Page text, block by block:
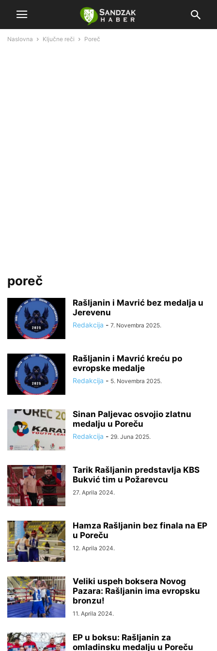
Naslovna Ključne reči Poreč
poreč
Rašljanin i Mavrić bez medalja u
Jerevenu
Redakcija - 7. Novembra 2025.
Rašljanin i Mavrić kreću po
evropske medalje
Redakcija - 5. Novembra 2025.
Sinan Paljevac osvojio zlatnu
medalju u Poreču
Redakcija - 29. Juna 2025.
Tarik Rašljanin predstavlja KBS
Bukvić tim u Požarevcu
27. Aprila 2024.
Hamza Rašljanin bez finala na EP
u Poreču
12. Aprila 2024.
Veliki uspeh boksera Novog
Pazara: Rašljanin ima evropsku
bronzu!
11. Aprila 2024.
EP u boksu: Rašljanin za
omladinsku medalju u Poreču